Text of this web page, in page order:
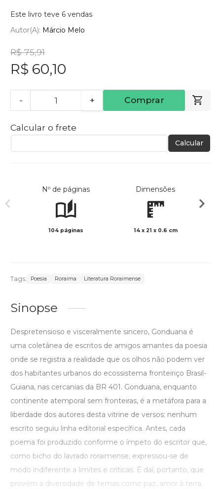
Este livro teve 6 vendas
Autor(a): Márcio Melo
R$ 75,91
R$ 60,10
- + Comprar
Calcular o frete
Calcular
Nº de páginas
104 páginas
Dimensões
14 x 21 x 0.6 cm
Tags: Poesia Roraima Literatura Roraimense
Sinopse
Despretensioso e visceralmente sincero, Gonduana é
uma coletânea de escritos de amigos amantes da poesia
onde se registra a realidade que os olhos não podem ver
dos habitantes urbanos do ecossistema fronteiriço Brasil-
Guiana, nas cercanias da BR 401. Gonduana, enquanto
continente atemporal sem fronteiras, é a metáfora para a
liberdade dos autores desta vitrine de versos: nenhum
escrito seguiu linha editorial específica. Antes, cada
poema foi produzido conforme o ímpeto do escritor que,
como bicho do lavrado roraimense, expressou-se de
modo indiferente a limites e críticas. É daí, portanto, que
provém a diversidade de temas como paz, amor à terra,